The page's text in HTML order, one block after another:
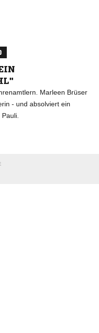
Marleen Brüser
- und absolviert ein